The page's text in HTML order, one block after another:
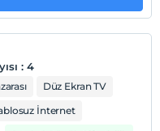
: 4
Düz Ekran TV
İnternet